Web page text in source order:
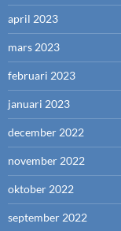
april 2023
mars 2023
februari 2023
januari 2023
december 2022
november 2022
oktober 2022
september 2022